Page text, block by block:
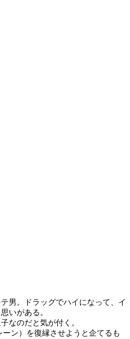
男。ドラッグでハイになって、イ
いがある。
なのだと気が付く。
ン）を復縁させようと企てるも